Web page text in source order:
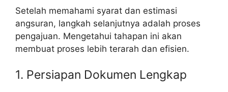
Setelah memahami syarat dan estimasi
angsuran, langkah selanjutnya adalah proses
pengajuan. Mengetahui tahapan ini akan
membuat proses lebih terarah dan efisien.
1. Persiapan Dokumen Lengkap